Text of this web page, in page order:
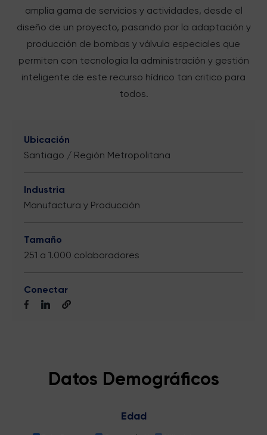
amplia gama de servicios y actividades, desde el
diseño de un proyecto, pasando por la adaptación y
producción de bombas y válvula especiales que
permiten con tecnología la administración y gestión
inteligente de este recurso hídrico tan critico para
todos.
Ubicación
Santiago / Región Metropolitana
Industria
Manufactura y Producción
Tamaño
251 a 1.000 colaboradores
Conectar
Datos Demográficos
Edad